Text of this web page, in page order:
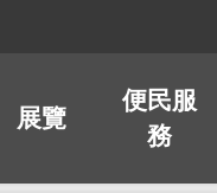
展覽
便民服
務